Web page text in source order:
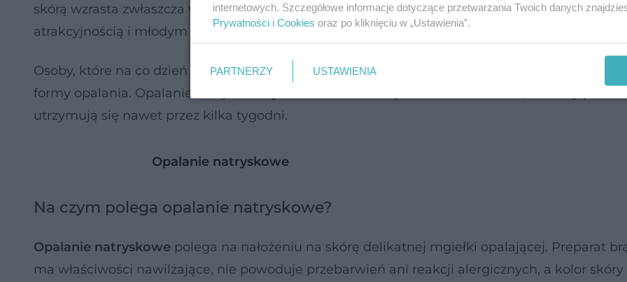
skórą wzrasta zwłaszcza wiosną. Powód jest prosty: opalenizna paradoksalnie kojarzy się z
atrakcyjnością i młodym wyglądem.
Osoby, które na co dzień narzekają na zbyt jasny kolor skóry, mogą bez obaw korzystać
formy opalania. Opalanie natryskowe
utrzymują się nawet przez kilka tygodni.
Opalanie natryskowe
Na czym polega opalanie natryskowe?
Opalanie natryskowe polega na nałożeniu na skórę delikatnej mgiełki opalającej. Preparat
ma właściwości nawilżające, nie powoduje przebarwień ani reakcji alergicznych, a kolor skóry
internetowych. Szczegółowe informacje dotyczące przetwarzania Twoich danych
Prywatności i Cookies oraz po kliknięciu w „Ustawienia”.
PARTNERZY USTAWIENIA